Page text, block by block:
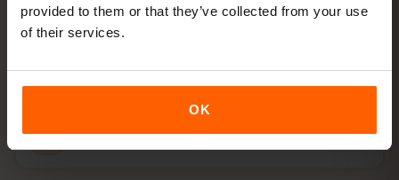
provided to them or that they’ve collected from your use
of their services.
OK
数分で準備完了。物理SIMカードは不要です。
プランを購入 QRコードをすぐメールで